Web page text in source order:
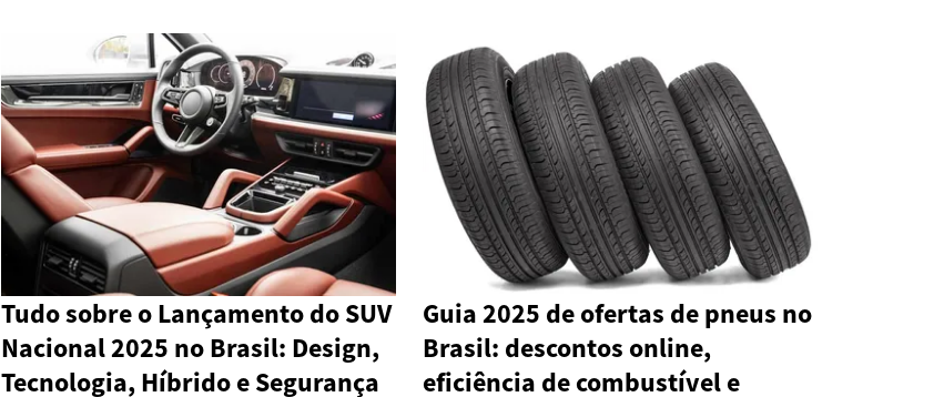
Tudo sobre o Lançamento do SUV
Nacional 2025 no Brasil: Design,
Tecnologia, Híbrido e Segurança
Guia 2025 de ofertas de pneus no
Brasil: descontos online,
eficiência de combustível e